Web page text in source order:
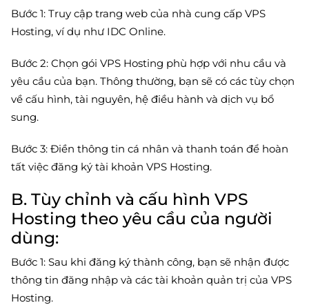
Bước 1: Truy cập trang web của nhà cung cấp VPS
Hosting, ví dụ như IDC Online.
Bước 2: Chọn gói VPS Hosting phù hợp với nhu cầu và
yêu cầu của bạn. Thông thường, bạn sẽ có các tùy chọn
về cấu hình, tài nguyên, hệ điều hành và dịch vụ bổ
sung.
Bước 3: Điền thông tin cá nhân và thanh toán để hoàn
tất việc đăng ký tài khoản VPS Hosting.
B. Tùy chỉnh và cấu hình VPS
Hosting theo yêu cầu của người
dùng:
Bước 1: Sau khi đăng ký thành công, bạn sẽ nhận được
thông tin đăng nhập và các tài khoản quản trị của VPS
Hosting.